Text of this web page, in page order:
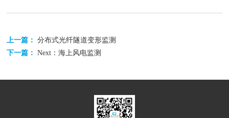
上一篇：分布式光纤隧道变形监测
下一篇：Next：海上风电监测